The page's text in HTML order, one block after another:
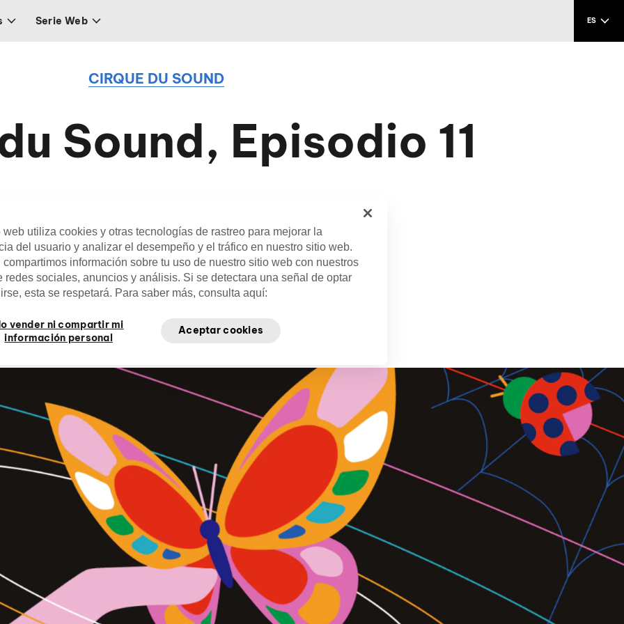
Serie Web ES
CIRQUE DU SOUND
Sound, Episodio 11
Equipo Editorial
Cirque du Soleil
web utiliza cookies y otras tecnologías de rastreo para mejorar la
del usuario y analizar el desempeño y el tráfico en nuestro sitio web.
compartimos información sobre tu uso de nuestro sitio web con nuestros
redes sociales, anuncios y análisis. Si se detectara una señal de optar
esta se respetará. Para saber más, consulta aquí:
vender ni compartir mi
información personal
Aceptar cookies